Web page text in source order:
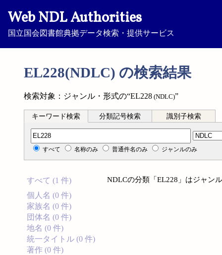
Web NDL Authorities
国立国会図書館典拠データ検索・提供サービス
EL228(NDLC) の検索結果
検索対象：ジャンル・形式の“EL228 (NDLC)”
キーワード検索 分類記号検索 識別子検索
分類記号検索
すべて 名称のみ 普通件名のみ ジャンルのみ
すべて (1 件)
個人名 (0 件)
家族名 (0 件)
団体名 (0 件)
地名 (0 件)
統一タイトル (0 件)
著作 (0 件)
NDLCの分類「EL228」はジャン